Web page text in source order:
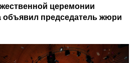
церемонии
объявил председатель жюри